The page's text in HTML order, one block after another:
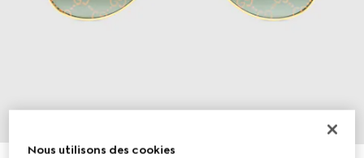
Nous utilisons des cookies